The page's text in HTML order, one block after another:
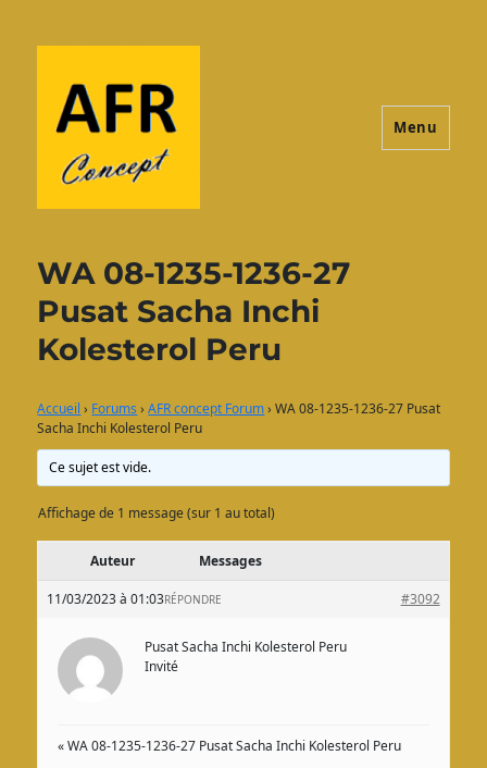
Menu
WA 08-1235-1236-27
Pusat Sacha Inchi
Kolesterol Peru
Accueil › Forums › AFR concept Forum › WA 08-1235-1236-27 Pusat
Sacha Inchi Kolesterol Peru
Ce sujet est vide.
Affichage de 1 message (sur 1 au total)
Auteur Messages
11/03/2023 à 01:03 #3092
RÉPONDRE
Pusat Sacha Inchi Kolesterol Peru
Invité
« WA 08-1235-1236-27 Pusat Sacha Inchi Kolesterol Peru